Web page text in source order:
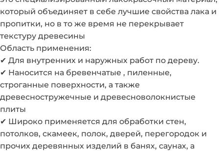
который объединяет в себе лучшие свойства лака и
пропитки, но в то же время не перекрывает
текстуру древесины
Область применения:
✔ Для внутренних и наружных работ по дереву.
✔ Наносится на бревенчатые , пиленные,
строганные поверхности, а также
древесностружечные и древесноволокнистые
плиты
✔ Широко применяется для обработки стен,
потолков, скамеек, полок, дверей, перегородок и
прочих деревянных изделий в банях, саунах, а